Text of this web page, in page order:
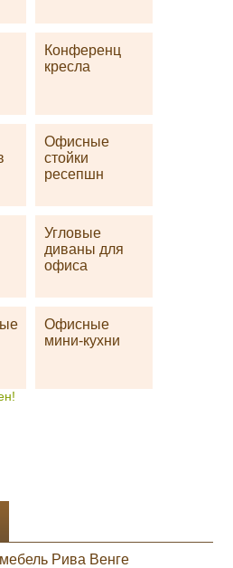
Конференц
кресла
Офисные
стойки
ресепшн
Угловые
диваны для
офиса
Офисные
мини-кухни
Рива Венге